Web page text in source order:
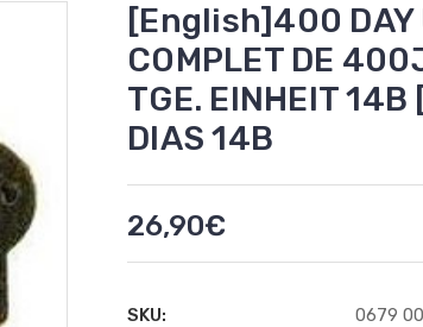
[English]400 DAY
COMPLET DE
TGE. EINHEIT
DIAS 14B
26,90€
SKU: 0679